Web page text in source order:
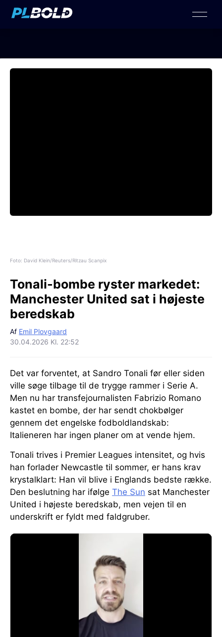
Foto: David Klein/Reuters/Ritzau Scanpix
Tonali-bombe ryster markedet:
Manchester United sat i højeste
beredskab
Af Emil Plovgaard
30.04.2026 Kl. 22:52
Det var forventet, at Sandro Tonali før eller siden
ville søge tilbage til de trygge rammer i Serie A.
Men nu har transfejournalisten Fabrizio Romano
kastet en bombe, der har sendt chokbølger
gennem det engelske fodboldlandskab:
Italieneren har ingen planer om at vende hjem.
Tonali trives i Premier Leagues intensitet, og hvis
han forlader Newcastle til sommer, er hans krav
krystalklart: Han vil blive i Englands bedste række.
Den beslutning har ifølge The Sun sat Manchester
United i højeste beredskab, men vejen til en
underskrift er fyldt med faldgruber.